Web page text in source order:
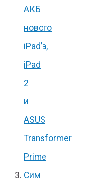
АКБ
нового
iPad’a,
iPad
2
и
ASUS
Transformer
Prime
Сим